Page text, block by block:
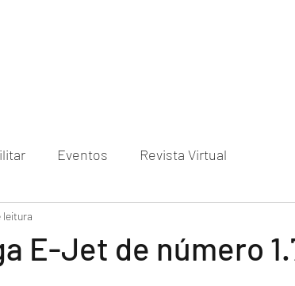
Eventos Revista Virtual
E-Jet de número
leitura